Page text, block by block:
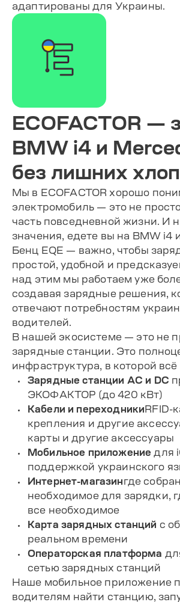
адаптированы для Украины.
ECOFACTOR —
BMW i4 и
без лишних
Мы в ECOFACTOR хорошо
электромобиль — это не
часть повседневной жизни. И
значения, едете вы на BMW i4
Бенц EQE — важно, чтобы
простой, удобной и
над этим мы работаем уже
создавая зарядные решения,
отвечают потребностям
водителей.
В нашей экосистеме — это не
зарядные станции. Это
инфраструктура, в которой всё
Зарядные станции AC и DC
ЭКОФАКТОР (до 420 кВт)
Кабели и переходникиRFID-
крепления и другие
карты и другие аксессуары
Мобильное приложение для
поддержкой украинского
Интернет-магазингде
необходимое для зарядки,
все необходимое
Карта зарядных станций с
реальном времени
Операторская платформа
сетью зарядных станций
Наше мобильное приложение
водителям найти станцию,